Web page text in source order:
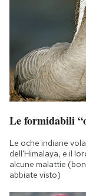
Le formidabili
Le oche indiane
dell'Himalaya, e il
alcune malattie
abbiate visto)